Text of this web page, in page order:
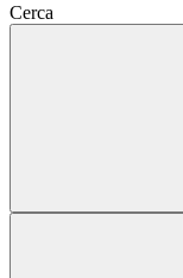
Cerca